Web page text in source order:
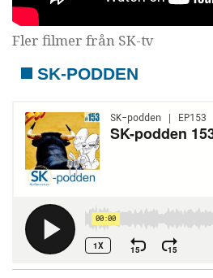
Fler filmer från SK-tv
SK-PODDEN